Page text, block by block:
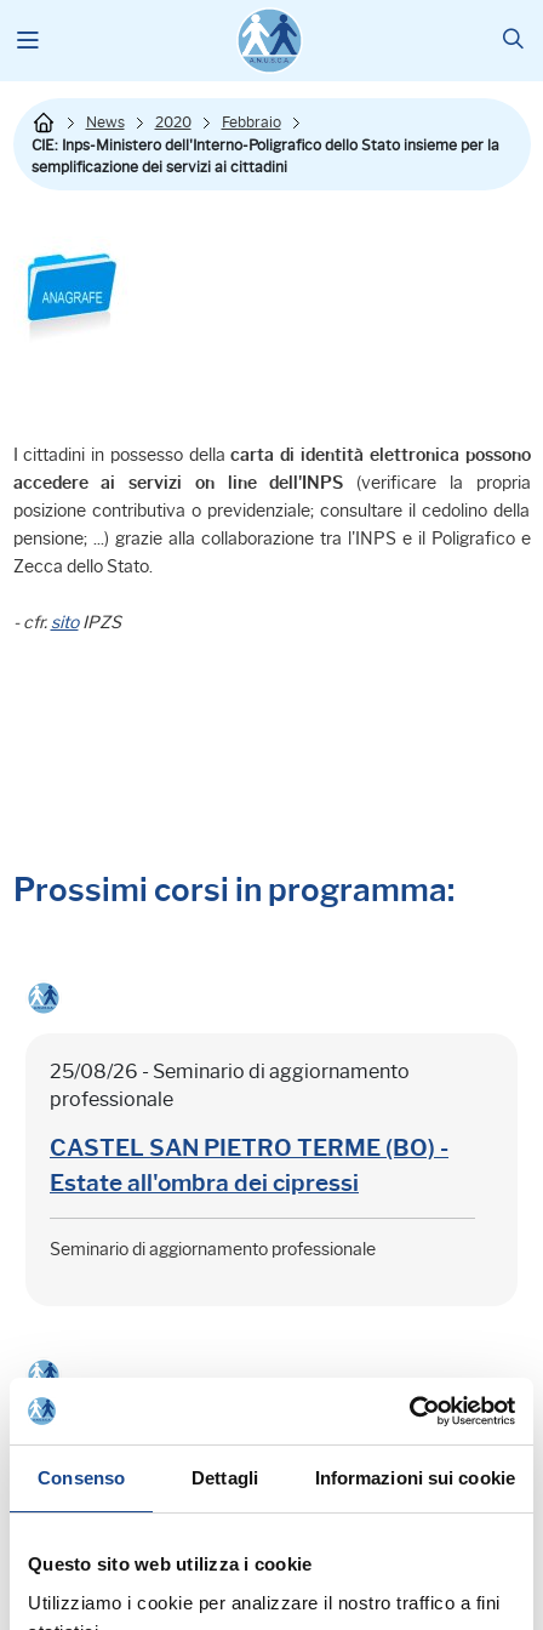
Consenso Dettagli Informazioni sui cookie
Questo sito web utilizza i cookie
Utilizziamo i cookie per analizzare il nostro traffico a fini
News 2020
Febbraio
CIE: Inps-Ministero dell'Interno-Poligrafico dello Stato insieme per la
semplificazione dei servizi ai cittadini
I cittadini in possesso dellacarta di identità elettronica possono
accedere ai servizi on line dell'INPS (verificare la propria
posizione contributiva o previdenziale; consultare il cedolino della
pensione; ...) grazie alla collaborazione tra l'INPS e il Poligrafico e
Zecca dello Stato.
- cfr.sitoIPZS
Prossimi corsi in programma:
25/08/26 - Seminario di aggiornamento
professionale
CASTEL SAN PIETRO TERME (BO) -
Estate all'ombra dei cipressi
Seminario di aggiornamento professionale
03/09/26 - Seminario di aggiornamento
professionale
La cittadinanza italiana dopo la legge
74/2025